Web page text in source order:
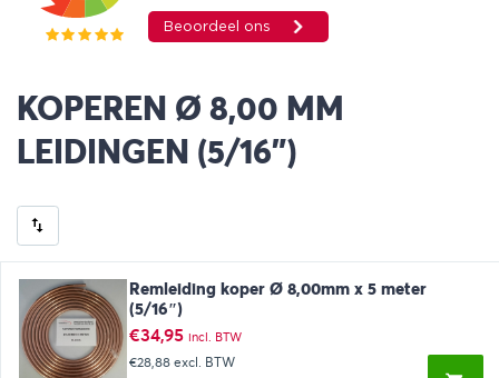
KOPEREN Ø 8,00 MM
LEIDINGEN (5/16")
Remleiding koper Ø 8,00mm x 5 meter
(5/16″)
€34,95 incl. BTW
€28,88 excl. BTW